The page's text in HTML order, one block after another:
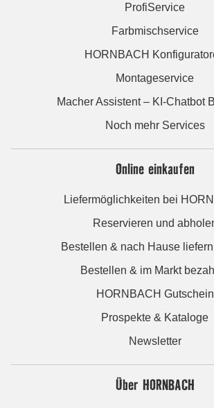
ProfiService
Farbmischservice
HORNBACH
Montageservice
Macher Assistent – KI-Chatbot
Noch mehr Services
Online einkaufen
Liefermöglichkeiten bei
Reservieren und
Bestellen & nach Hause
Bestellen & im Markt
HORNBACH Gutschein
Prospekte & Kataloge
Newsletter
Über HORNBACH